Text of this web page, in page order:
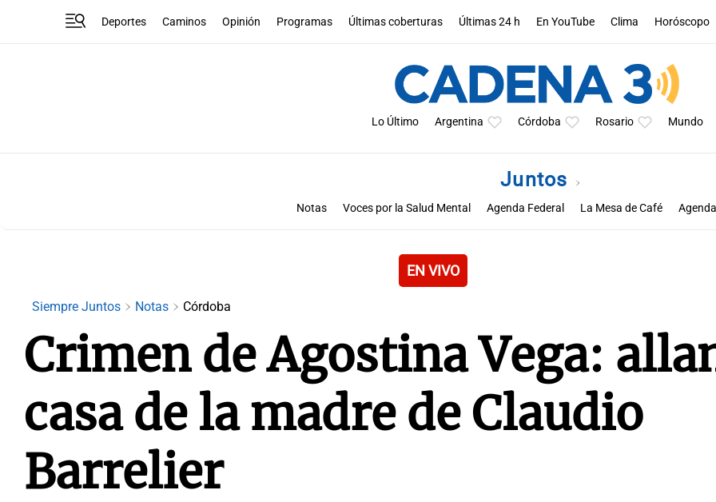
Deportes Caminos Opinión Programas Últimas coberturas Últimas 24 h En YouTube Clima Horóscopo
Lo Último Argentina Córdoba Rosario Mundo
Juntos
Notas Voces por la Salud Mental Agenda Federal La Mesa de Café
EN VIVO
Siempre Juntos Notas Córdoba
Crimen de Agostina Vega:
casa de la madre de Claudio
Barrelier